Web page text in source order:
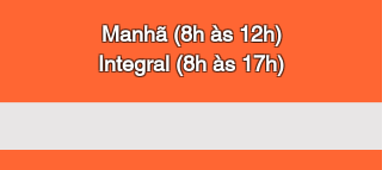
Manhã (8h às 12h)
Integral (8h às 17h)